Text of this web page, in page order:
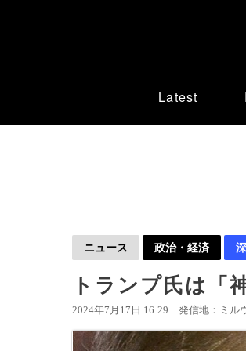
Latest
ニュース 政治・経済
トランプ氏は「
2024年7月17日 16:29 発信地：ミル